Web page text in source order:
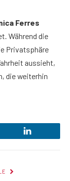
Ferres
Während die
Privatsphäre
aussieht,
die weiterhin
LinkedIn